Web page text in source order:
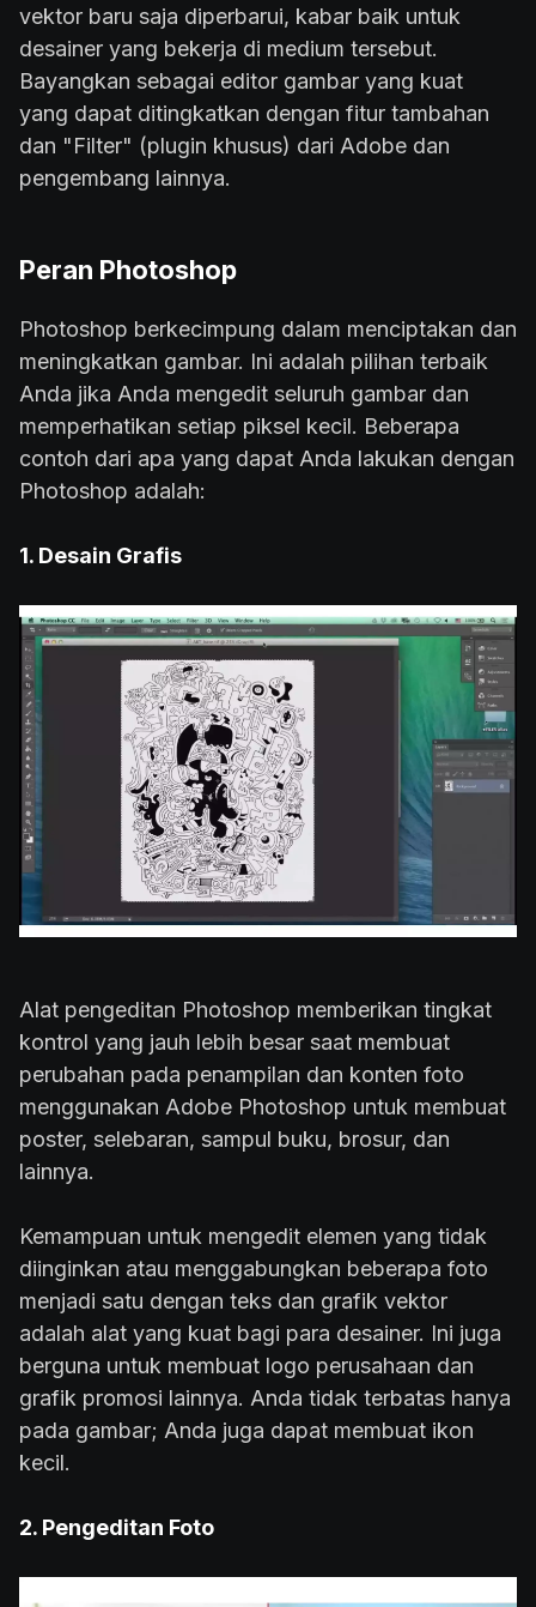
vektor baru saja diperbarui, kabar baik untuk
desainer yang bekerja di medium tersebut.
Bayangkan sebagai editor gambar yang kuat
yang dapat ditingkatkan dengan fitur tambahan
dan "Filter" (plugin khusus) dari Adobe dan
pengembang lainnya.
Peran Photoshop
Photoshop berkecimpung dalam menciptakan dan
meningkatkan gambar. Ini adalah pilihan terbaik
Anda jika Anda mengedit seluruh gambar dan
memperhatikan setiap piksel kecil. Beberapa
contoh dari apa yang dapat Anda lakukan dengan
Photoshop adalah:
1. Desain Grafis
Alat pengeditan Photoshop memberikan tingkat
kontrol yang jauh lebih besar saat membuat
perubahan pada penampilan dan konten foto
menggunakan Adobe Photoshop untuk membuat
poster, selebaran, sampul buku, brosur, dan
lainnya.
Kemampuan untuk mengedit elemen yang tidak
diinginkan atau menggabungkan beberapa foto
menjadi satu dengan teks dan grafik vektor
adalah alat yang kuat bagi para desainer. Ini juga
berguna untuk membuat logo perusahaan dan
grafik promosi lainnya. Anda tidak terbatas hanya
pada gambar; Anda juga dapat membuat ikon
kecil.
2. Pengeditan Foto